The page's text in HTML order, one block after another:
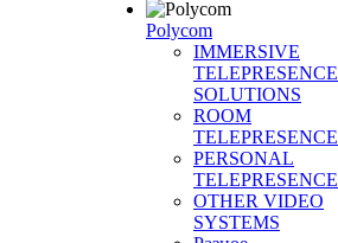
Polycom
IMMERSIVE
TELEPRESENCE
SOLUTIONS
ROOM
TELEPRESENCE
PERSONAL
TELEPRESENCE
OTHER VIDEO
SYSTEMS